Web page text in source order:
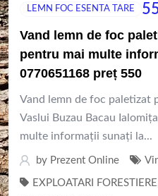
LEMN FOC ESENTA TARE
Vand lemn de foc
pentru mai multe
0770651168 preț 550
Vand lemn de foc paletizat
Vaslui Buzau Bacau
multe informații sunați la...
by Prezent Online
EXPLOATARI FORESTIERE